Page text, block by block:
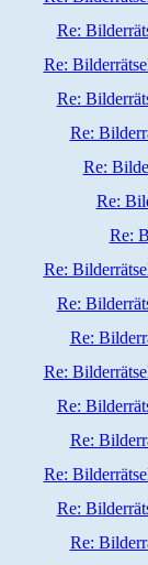
Re:
Re:
Re:
Re:
Re:
Re:
Re:
Re:
Re:
Re:
Re:
Re:
Re:
Re:
Re:
Re: